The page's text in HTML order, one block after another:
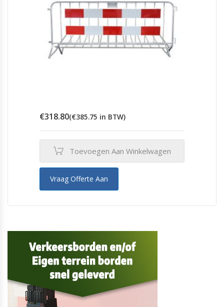
€318.80(€385.75 in BTW)
Toevoegen Aan Winkelwagen
Vraag Offerte Aan